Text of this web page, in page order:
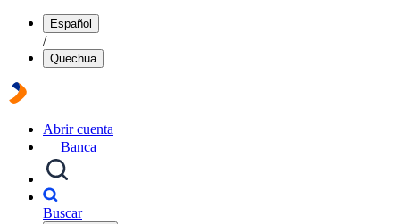
Español
/
Quechua
Abrir cuenta
Banca
Buscar